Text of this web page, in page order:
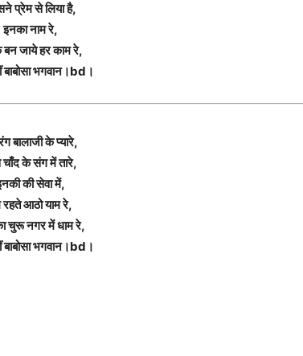
प्रेम से लिया है,
इनका नाम रे,
जाये हर काम रे,
भगवान।bd।
बालाजी के प्यारे,
के संग में तारे,
की सेवा में,
रहते आठो याम रे,
चुरू नगर में धाम रे,
भगवान।bd।